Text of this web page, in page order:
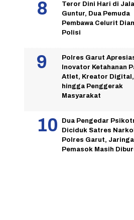
Teror Dini Hari di
Guntur, Dua Pemuda
Pembawa Celurit
Polisi
Polres Garut
Inovator Ketahanan
Atlet, Kreator Digital,
hingga Penggerak
Masyarakat
Dua Pengedar
Diciduk Satres
Polres Garut,
Pemasok Masih